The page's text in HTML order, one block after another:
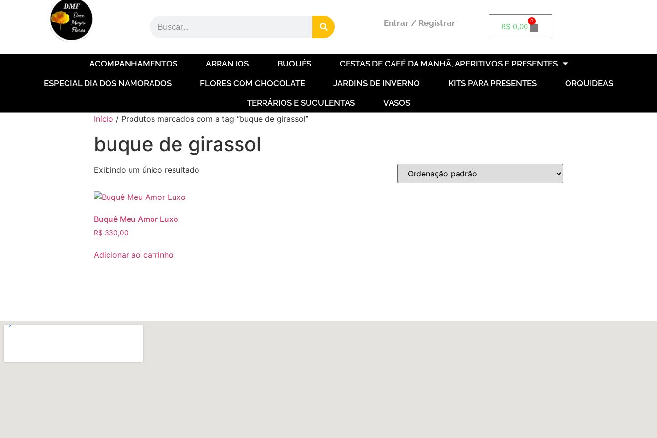
Entrar / Registrar R$ 0,00
0
ACOMPANHAMENTOS ARRANJOS BUQUÊS
CESTAS DE CAFÉ DA MANHÃ, APERITIVOS E PRESENTES
ESPECIAL DIA DOS NAMORADOS
FLORES COM CHOCOLATE JARDINS DE INVERNO KITS PARA PRESENTES
ORQUÍDEAS
TERRÁRIOS E SUCULENTAS
VASOS
Início / Produtos marcados com a tag “buque de girassol”
buque de girassol
Exibindo um único resultado
Buquê Meu Amor Luxo
R$ 330,00
Adicionar ao carrinho